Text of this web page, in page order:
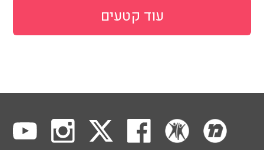
עוד קטעים